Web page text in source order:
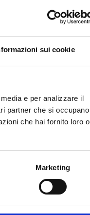
sui cookie
e per analizzare il
partner che si occupano
che hai fornito loro o
Marketing